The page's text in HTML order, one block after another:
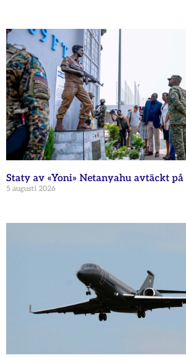
Staty av «Yoni» Netanyahu avtäckt
5 augusti 2026